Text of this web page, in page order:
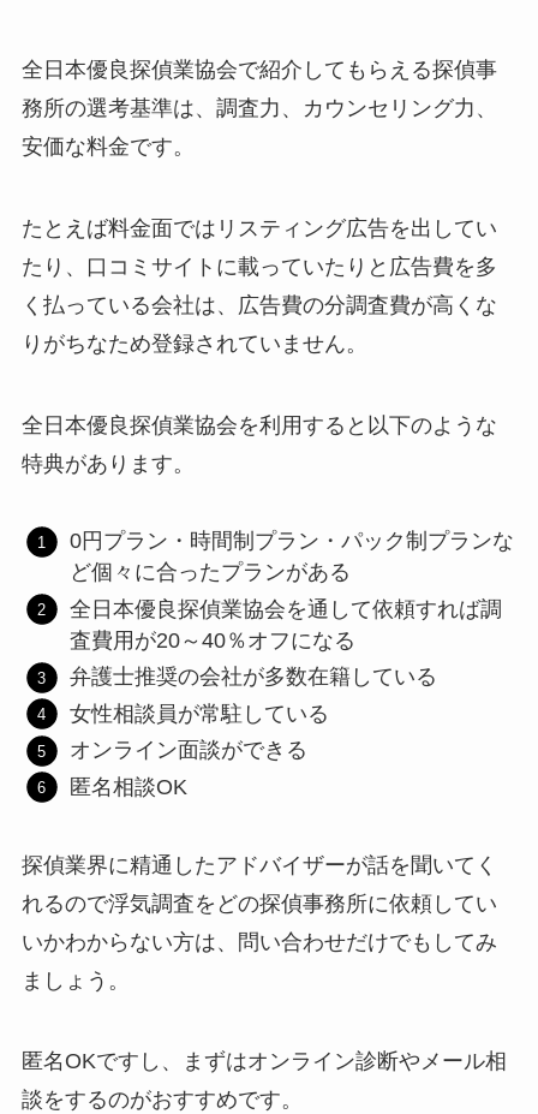
全日本優良探偵業協会で紹介してもらえる探偵事
務所の選考基準は、調査力、カウンセリング力、
安価な料金です。
たとえば料金面ではリスティング広告を出してい
たり、口コミサイトに載っていたりと広告費を多
く払っている会社は、広告費の分調査費が高くな
りがちなため登録されていません。
全日本優良探偵業協会を利用すると以下のような
特典があります。
0円プラン・時間制プラン・パック制プランな
ど個々に合ったプランがある
全日本優良探偵業協会を通して依頼すれば調
査費用が20～40％オフになる
弁護士推奨の会社が多数在籍している
女性相談員が常駐している
オンライン面談ができる
匿名相談OK
探偵業界に精通したアドバイザーが話を聞いてく
れるので浮気調査をどの探偵事務所に依頼してい
いかわからない方は、問い合わせだけでもしてみ
ましょう。
匿名OKですし、まずはオンライン診断やメール相
談をするのがおすすめです。